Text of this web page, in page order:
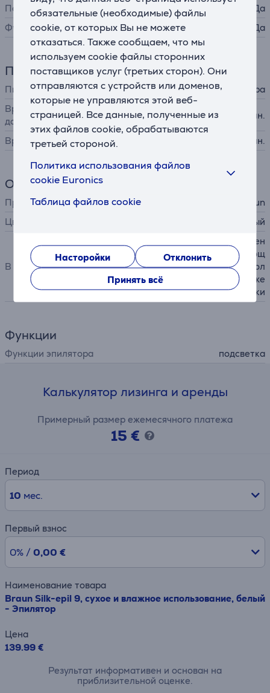
обязательные (необходимые) файлы
cookie, от которых Вы не можете
отказаться. Также сообщаем, что мы
используем cookie файлы сторонних
поставщиков услуг (третьих сторон). Они
отправляются с устройств или доменов,
которые не управляются этой веб-
страницей. Все данные, полученные из
этих файлов cookie, обрабатываются
третьей стороной.
Политика использования файлов
cookie Euronics
Таблица файлов cookie
Насторойки
Отклонить
Принять всё
Подсветка
Да
Футляр
Да
Питание
Питание
от аккумулятора
Время работы аккумулятора
до
50 мин.
Время зарядки 120 мин.
Общий параметр
Производитель
Braun
Цвет
белый
В комплекте
эпилятор Silk epil 9, бритвен
ная головка + ограничивающ
ая насадка, насадка для бол
ее близкого контакта с коже
й, щеточка для очистки
Функции
Функции эпилятора подсветка
Калькулятор лизинга и аренды
Примерный размер ежемесячного платежа
15 €
Период
10 мес.
Первый взнос
0% / 0,00 €
Наименование товара
Braun Silk-epil 9, сухое и влажное использование, белый
- Эпилятор
Цена
139.99 €
Результат информативен и основан на
приблизительной оценке.